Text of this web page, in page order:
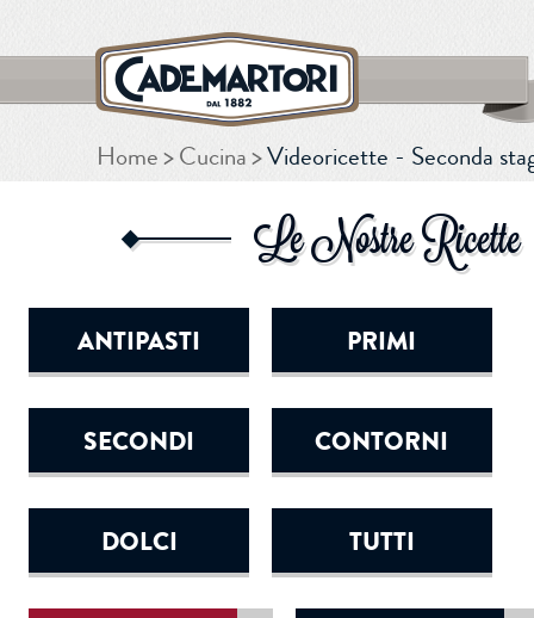
CERCA
Home Cucina Videoricette - Seconda
Le Nostre Ricette
ANTIPASTI PRIMI
SECONDI CONTORNI
DOLCI TUTTI